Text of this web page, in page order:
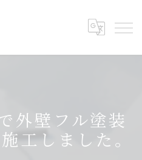
外壁フル塗装
工しました。